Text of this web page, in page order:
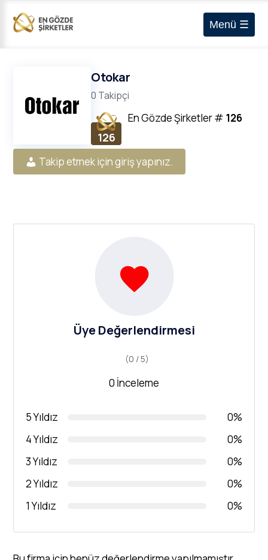
Menü ☰
Otokar
0 Takipçi
126
En Gözde Şirketler# 126
Takip etmek için giriş yapınız.
Üye Değerlendirmesi
(0 / 5)
0 İnceleme
5 Yıldız
0%
4 Yıldız
0%
3 Yıldız
0%
2 Yıldız
0%
1 Yıldız
0%